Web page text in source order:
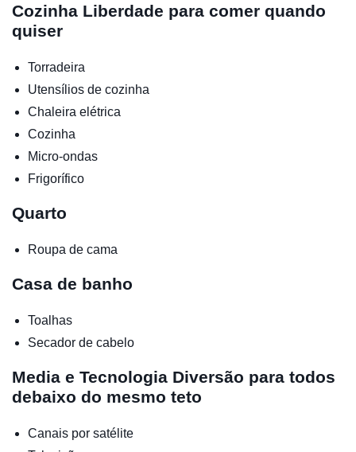
Cozinha Liberdade para comer quando
quiser
Torradeira
Utensílios de cozinha
Chaleira elétrica
Cozinha
Micro-ondas
Frigorífico
Quarto
Roupa de cama
Casa de banho
Toalhas
Secador de cabelo
Media e Tecnologia Diversão para todos
debaixo do mesmo teto
Canais por satélite